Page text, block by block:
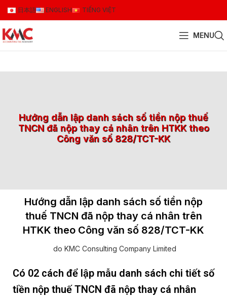
日本語 ENGLISH TIẾNG VIỆT
MENU
Hướng dẫn lập danh sách số tiền nộp thuế
TNCN đã nộp thay cá nhân trên HTKK theo
Công văn số 828/TCT-KK
Hướng dẫn lập danh sách số tiền nộp
thuế TNCN đã nộp thay cá nhân trên
HTKK theo Công văn số 828/TCT-KK
do KMC Consulting Company Limited
Có 02 cách để lập mẫu danh sách chi tiết số
tiền nộp thuế TNCN đã nộp thay cá nhân